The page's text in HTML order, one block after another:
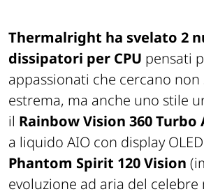
Thermalright ha svelato 2
dissipatori per CPU pensati
appassionati che cercano non
estrema, ma anche uno stile
il Rainbow Vision 360 Turbo
a liquido AIO con display
Phantom Spirit 120 Vision
evoluzione ad aria del celebre